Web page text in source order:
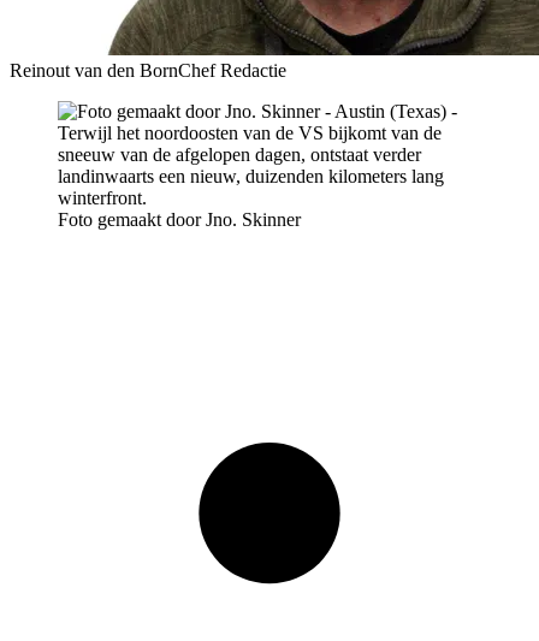
Reinout van den BornChef Redactie
Foto gemaakt door Jno. Skinner